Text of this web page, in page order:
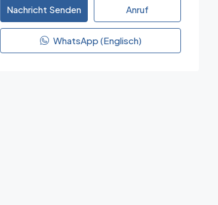
Nachricht Senden Anruf
WhatsApp (Englisch)